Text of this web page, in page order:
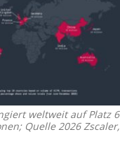
weltweit auf Platz 6
Quelle 2026 Zscaler,